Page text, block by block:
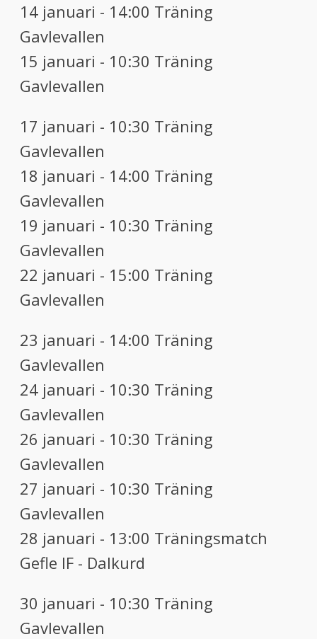
14 januari - 14:00 Träning
Gavlevallen
15 januari - 10:30 Träning
Gavlevallen
17 januari - 10:30 Träning
Gavlevallen
18 januari - 14:00 Träning
Gavlevallen
19 januari - 10:30 Träning
Gavlevallen
22 januari - 15:00 Träning
Gavlevallen
23 januari - 14:00 Träning
Gavlevallen
24 januari - 10:30 Träning
Gavlevallen
26 januari - 10:30 Träning
Gavlevallen
27 januari - 10:30 Träning
Gavlevallen
28 januari - 13:00 Träningsmatch
Gefle IF - Dalkurd
30 januari - 10:30 Träning
Gavlevallen